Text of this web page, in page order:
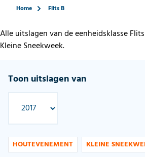
Home Flits B
Alle uitslagen van de eenheidsklasse
Kleine Sneekweek.
Toon uitslagen van
HOUTEVENEMENT KLEINE